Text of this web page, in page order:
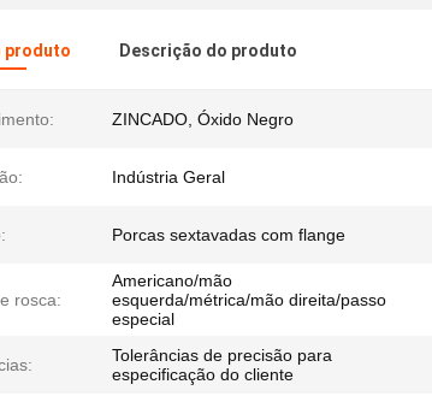
produto Descrição do produto
ZINCADO, Óxido Negro
Indústria Geral
Porcas sextavadas com flange
rosca:
Americano/mão
esquerda/métrica/mão direita/passo
especial
Tolerâncias de precisão para
especificação do cliente